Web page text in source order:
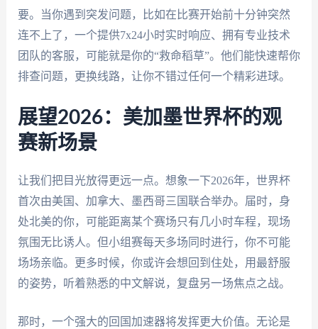
要。当你遇到突发问题，比如在比赛开始前十分钟突然
连不上了，一个提供7x24小时实时响应、拥有专业技术
团队的客服，可能就是你的“救命稻草”。他们能快速帮你
排查问题，更换线路，让你不错过任何一个精彩进球。
展望2026：美加墨世界杯的观
赛新场景
让我们把目光放得更远一点。想象一下2026年，世界杯
首次由美国、加拿大、墨西哥三国联合举办。届时，身
处北美的你，可能距离某个赛场只有几小时车程，现场
氛围无比诱人。但小组赛每天多场同时进行，你不可能
场场亲临。更多时候，你或许会想回到住处，用最舒服
的姿势，听着熟悉的中文解说，复盘另一场焦点之战。
那时，一个强大的回国加速器将发挥更大价值。无论是